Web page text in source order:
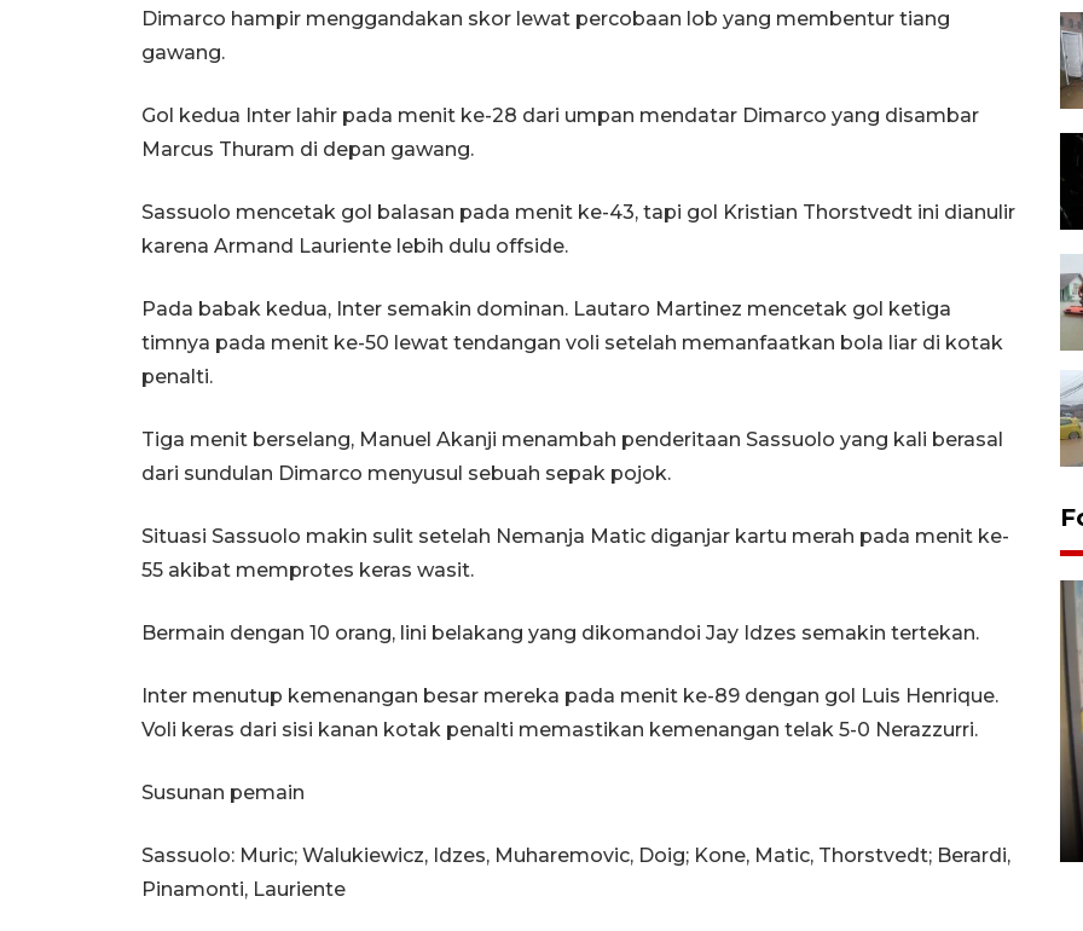
Dimarco hampir menggandakan skor lewat percobaan lob yang membentur tiang
gawang.
Gol kedua Inter lahir pada menit ke-28 dari umpan mendatar Dimarco yang disambar
Marcus Thuram di depan gawang.
Sassuolo mencetak gol balasan pada menit ke-43, tapi gol Kristian Thorstvedt ini dianulir
karena Armand Lauriente lebih dulu offside.
Pada babak kedua, Inter semakin dominan. Lautaro Martinez mencetak gol ketiga
timnya pada menit ke-50 lewat tendangan voli setelah memanfaatkan bola liar di kotak
penalti.
Tiga menit berselang, Manuel Akanji menambah penderitaan Sassuolo yang kali berasal
dari sundulan Dimarco menyusul sebuah sepak pojok.
Situasi Sassuolo makin sulit setelah Nemanja Matic diganjar kartu merah pada menit ke-
55 akibat memprotes keras wasit.
Bermain dengan 10 orang, lini belakang yang dikomandoi Jay Idzes semakin tertekan.
Inter menutup kemenangan besar mereka pada menit ke-89 dengan gol Luis Henrique.
Voli keras dari sisi kanan kotak penalti memastikan kemenangan telak 5-0 Nerazzurri.
Susunan pemain
Sassuolo: Muric; Walukiewicz, Idzes, Muharemovic, Doig; Kone, Matic, Thorstvedt; Berardi,
Pinamonti, Lauriente
Penyelesaian pembentukan